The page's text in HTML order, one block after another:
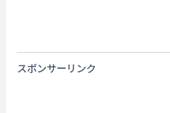
スポンサーリンク